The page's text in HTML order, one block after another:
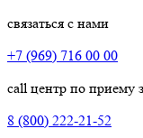
связаться с нами
+7 (969) 716 00 00
call центр по приему
8 (800) 222-21-52